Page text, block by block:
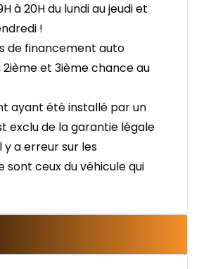
à 20H du lundi au jeudi et
!
de financement auto
2ième et 3ième chance au
ayant été installé par un
exclu de la garantie légale
y a erreur sur les
sont ceux du véhicule qui